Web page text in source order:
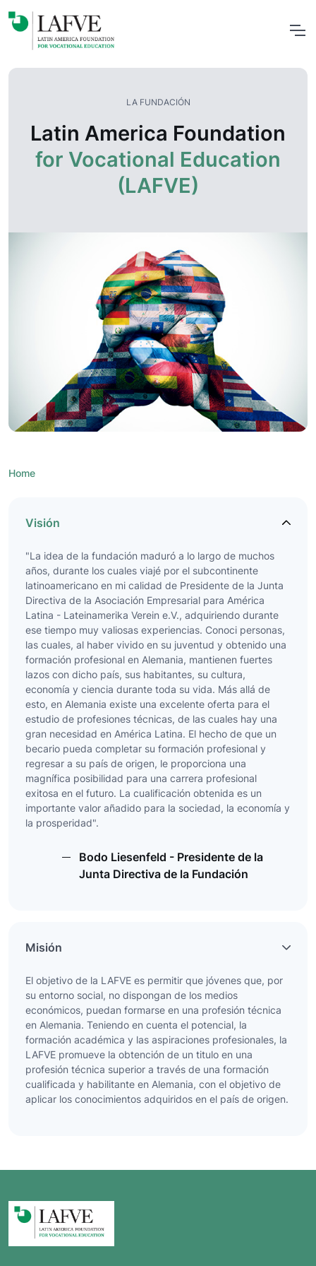
LA FUNDACIÓN
Latin America Foundation
for Vocational Education
(LAFVE)
Home
Visión
"La idea de la fundación maduró a lo largo de muchos
años, durante los cuales viajé por el subcontinente
latinoamericano en mi calidad de Presidente de la Junta
Directiva de la Asociación Empresarial para América
Latina - Lateinamerika Verein e.V., adquiriendo durante
ese tiempo muy valiosas experiencias. Conoci personas,
las cuales, al haber vivido en su juventud y obtenido una
formación profesional en Alemania, mantienen fuertes
lazos con dicho país, sus habitantes, su cultura,
economía y ciencia durante toda su vida. Más allá de
esto, en Alemania existe una excelente oferta para el
estudio de profesiones técnicas, de las cuales hay una
gran necesidad en América Latina. El hecho de que un
becario pueda completar su formación profesional y
regresar a su país de origen, le proporciona una
magnífica posibilidad para una carrera profesional
exitosa en el futuro. La cualificación obtenida es un
importante valor añadido para la sociedad, la economía y
la prosperidad".
Bodo Liesenfeld - Presidente de la
Junta Directiva de la Fundación
Misión
El objetivo de la LAFVE es permitir que jóvenes que, por
su entorno social, no dispongan de los medios
económicos, puedan formarse en una profesión técnica
en Alemania. Teniendo en cuenta el potencial, la
formación académica y las aspiraciones profesionales, la
LAFVE promueve la obtención de un titulo en una
profesión técnica superior a través de una formación
cualificada y habilitante en Alemania, con el objetivo de
aplicar los conocimientos adquiridos en el país de origen.